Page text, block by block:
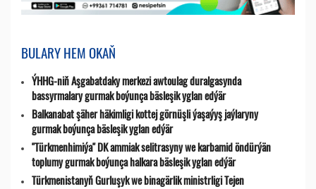
BULARY HEM OKAŇ
ÝHHG-niň Aşgabatdaky merkezi awtoulag duralgasynda
bassyrmalary gurmak boýunça bäsleşik yglan edýär
Balkanabat şäher häkimligi kottej görnüşli ýaşaýyş jaýlaryny
gurmak boýunça bäsleşik yglan edýär
"Türkmenhimiýa" DK ammiak selitrasyny we karbamid öndürýän
toplumy gurmak boýunça halkara bäsleşik yglan edýär
Türkmenistanyň Gurluşyk we binagärlik ministrligi Tejen